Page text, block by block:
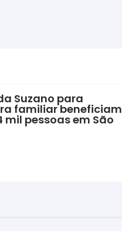
Suzano para
familiar beneficiam
mil pessoas em São